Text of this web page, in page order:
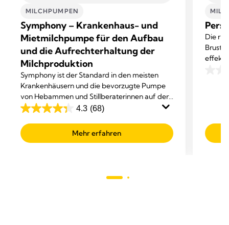
MILCHPUMPEN
Symphony – Krankenhaus- und
Mietmilchpumpe für den Aufbau
und die Aufrechterhaltung der
Milchproduktion
Symphony ist der Standard in den meisten
Krankenhäusern und die bevorzugte Pumpe
von Hebammen und Stillberaterinnen auf der
ganzen Welt.
4.3 (68)
4.3
von
5
Mehr erfahren
Die